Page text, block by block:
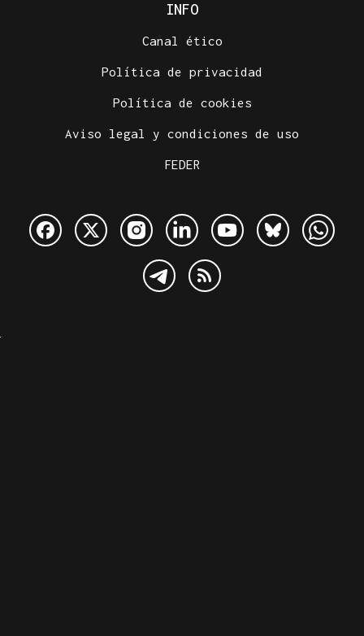
INFO
Canal ético
Política de privacidad
Política de cookies
Aviso legal y condiciones de uso
FEDER